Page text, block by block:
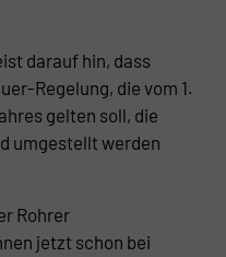
darauf hin, dass
Regelung, die vom 1.
gelten soll, die
umgestellt werden
Rohrer
jetzt schon bei